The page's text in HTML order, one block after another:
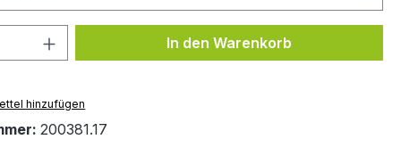
Anzahl: Gib den gewünschten Wert
In den Warenkorb
hinzufügen
200381.17